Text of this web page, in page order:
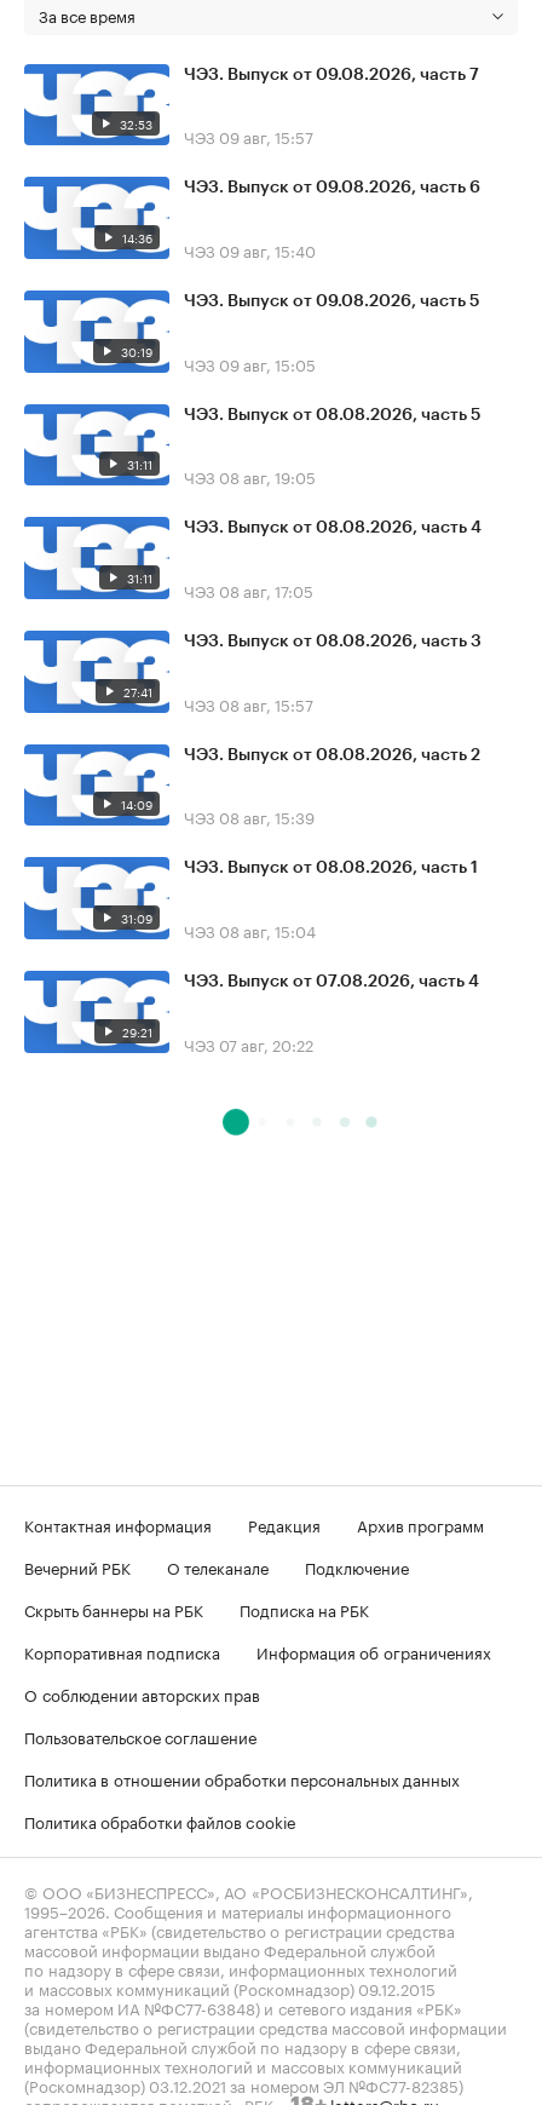
За все время
32:53
ЧЭЗ. Выпуск от 09.08.2026, часть 7
ЧЭЗ 09 авг, 15:57
14:36
ЧЭЗ. Выпуск от 09.08.2026, часть 6
ЧЭЗ 09 авг, 15:40
30:19
ЧЭЗ. Выпуск от 09.08.2026, часть 5
ЧЭЗ 09 авг, 15:05
31:11
ЧЭЗ. Выпуск от 08.08.2026, часть 5
ЧЭЗ 08 авг, 19:05
31:11
ЧЭЗ. Выпуск от 08.08.2026, часть 4
ЧЭЗ 08 авг, 17:05
27:41
ЧЭЗ. Выпуск от 08.08.2026, часть 3
ЧЭЗ 08 авг, 15:57
14:09
ЧЭЗ. Выпуск от 08.08.2026, часть 2
ЧЭЗ 08 авг, 15:39
31:09
ЧЭЗ. Выпуск от 08.08.2026, часть 1
ЧЭЗ 08 авг, 15:04
29:21
ЧЭЗ. Выпуск от 07.08.2026, часть 4
ЧЭЗ 07 авг, 20:22
Контактная информация Редакция
Архив программ
Вечерний РБК
О телеканале
Подключение
Скрыть баннеры на РБК
Подписка на РБК
Корпоративная подписка
Информация об ограничениях
О соблюдении авторских прав
Пользовательское соглашение
Политика в отношении обработки персональных данных
Политика обработки файлов cookie
© ООО «БИЗНЕСПРЕСС», АО «РОСБИЗНЕСКОНСАЛТИНГ»,
1995–2026 . Сообщения и материалы информационного
агентства «РБК» (свидетельство о регистрации средства
массовой информации выдано Федеральной службой
по надзору в сфере связи, информационных технологий
и массовых коммуникаций (Роскомнадзор) 09.12.2015
за номером ИА №ФС77-63848) и сетевого издания «РБК»
(свидетельство о регистрации средства массовой информации
выдано Федеральной службой по надзору в сфере связи,
информационных технологий и массовых коммуникаций
(Роскомнадзор) 03.12.2021 за номером ЭЛ №ФС77-82385)